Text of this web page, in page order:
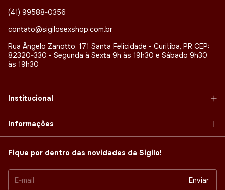
(41) 99588-0356
contato@sigilosexshop.com.br
Rua Ângelo Zanotto, 171 Santa Felicidade - Curitiba, PR CEP:
82320-330 - Segunda à Sexta 9h às 19h30 e Sábado 9h30
às 19h30
Institucional
Informações
Fique por dentro das novidades da Sigilo!